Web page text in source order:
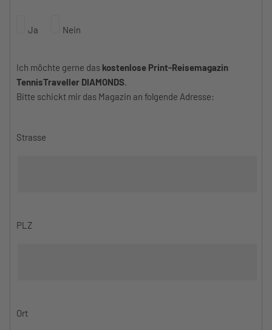
Ja Nein
Ich möchte gerne das kostenlose Print-Reisemagazin
TennisTraveller DIAMONDS.
Bitte schickt mir das Magazin an folgende Adresse:
Strasse
PLZ
Ort